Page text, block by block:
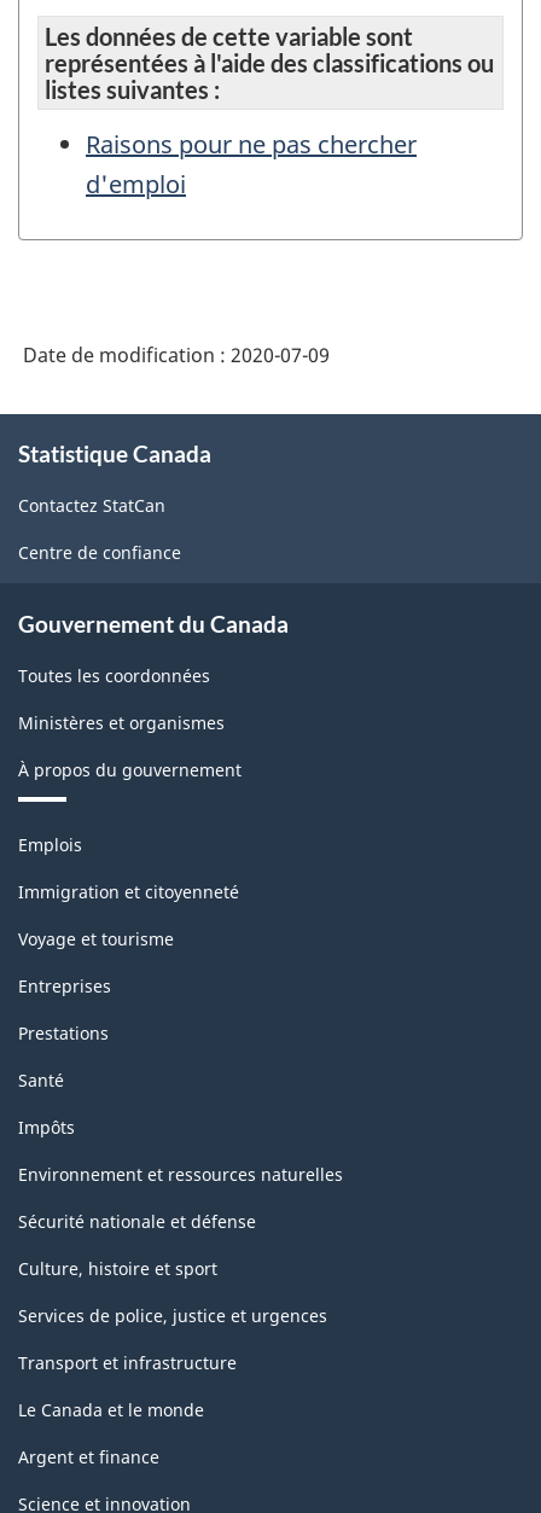
Les données de cette variable sont
représentées à l'aide des classifications ou
listes suivantes :
Raisons pour ne pas chercher
d'emploi
Date de modification : 2020-07-09
propos
ce
site
Statistique Canada
Contactez StatCan
Centre de confiance
Gouvernement du Canada
Toutes les coordonnées
Ministères et organismes
À propos du gouvernement
Thèmes
sujets
Emplois
Immigration et citoyenneté
Voyage et tourisme
Entreprises
Prestations
Santé
Impôts
Environnement et ressources naturelles
Sécurité nationale et défense
Culture, histoire et sport
Services de police, justice et urgences
Transport et infrastructure
Le Canada et le monde
Argent et finance
Science et innovation